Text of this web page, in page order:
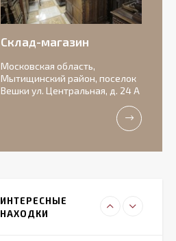
Склад-магазин
Московская область,
Мытищинский район, поселок
Вешки ул. Центральная, д. 24 А
ИНТЕРЕСНЫЕ
НАХОДКИ
Антикварная
бисквитная
композиция с
156 000
Очаровательные
Идеальное состояние.
фарфоровый
светильник
27 000